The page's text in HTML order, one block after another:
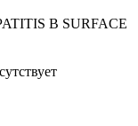
B SURFACE